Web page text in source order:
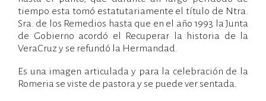
tiempo esta tomó estatutariamente el título de Ntra.
Sra. de los Remedios hasta que en el año 1993 la Junta
de Gobierno acordó el Recuperar la historia de la
VeraCruz y se refundó la Hermandad.
Es una imagen articulada y para la celebración de la
Romeria se viste de pastora y se puede ver sentada.